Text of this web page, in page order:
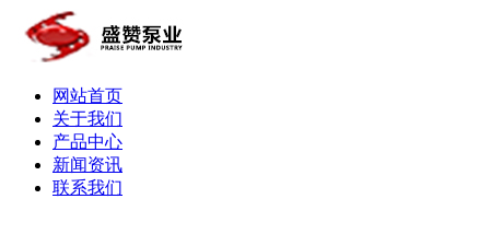
网站首页
关于我们
产品中心
新闻资讯
联系我们